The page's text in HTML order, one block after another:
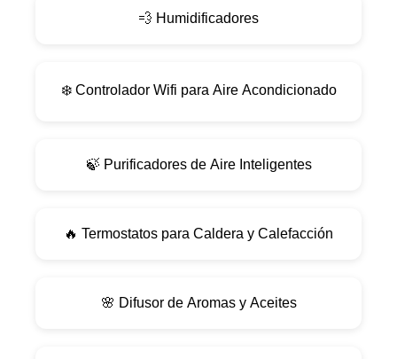
💨 Humidificadores
❄️ Controlador Wifi para Aire Acondicionado
🍃 Purificadores de Aire Inteligentes
🔥 Termostatos para Caldera y Calefacción
🌸 Difusor de Aromas y Aceites